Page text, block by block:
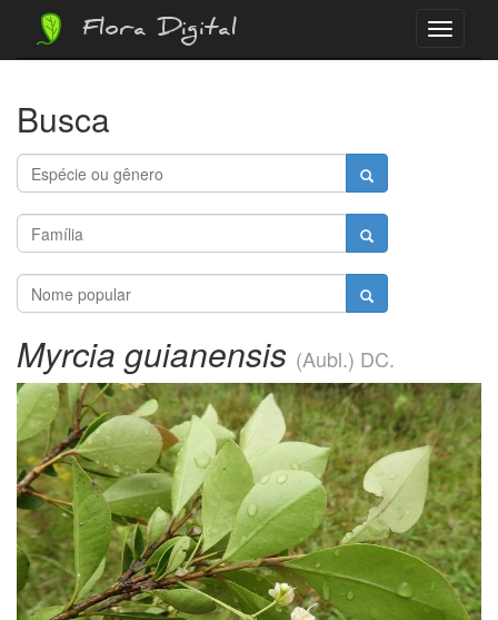
Menu
Flora Digital
Busca
Myrcia guianensis (Aubl.) DC.